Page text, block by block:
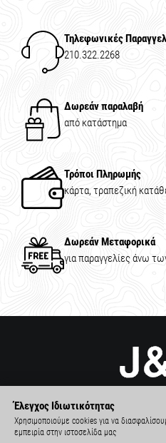
Τηλεφωνικές
210.322.2268
Δωρεάν παραλαβή
από κατάστημα
Τρόποι Πληρωμής
κάρτα, τραπεζική
Δωρεάν Μεταφορικά
για παραγγελίες άνω
Έλεγχος Ιδιωτικότητας
Χρησιμοποιούμε cookies για να
εμπειρία στην ιστοσελίδα μας